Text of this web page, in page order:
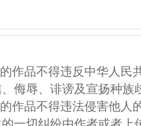
作品不得违反中华人民
侮辱、诽谤及宣扬种族
作品不得违法侵害他人